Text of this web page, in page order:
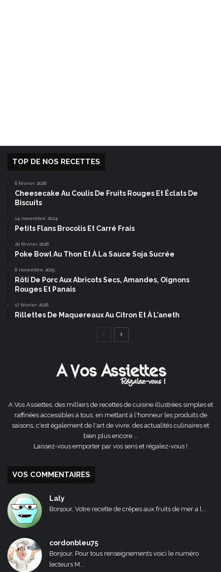
TOP DE NOS RECETTES
6 février 2026
Cheesecake Au Coulis De Fruits Rouges Et Éclats De
Biscuits
14 novembre 2024
Petits Flans Brocolis Et Carré Frais
20 février 2026
Poke Bowl Au Thon Et À La Sauce Soja Sucrée
6 novembre 2025
Rôti De Porc Aux Abricots Secs, Amandes, Oignons
Rouges Et Panais
17 février 2026
Rillettes De Maquereaux Au Citron Et À L’aneth
Page
A Vos Assiettes, des milliers de recettes de cuisine illustrées simples et
raffinées accessibles à tous, en mettant à l'honneur les produits de
saisons, c'est également de l'art de vivre, des actualités culinaires et
bien plus encore ...
Laissez-vous emporter par vos sens et régalez-vous !
VOS COMMENTAIRES
Laly
Bonjour, Votre recette de crêpes aux fruits de mer a l...
cordonbleu75
Bonjour, Pour tous renseignements voici le numéro
lecteurs M...